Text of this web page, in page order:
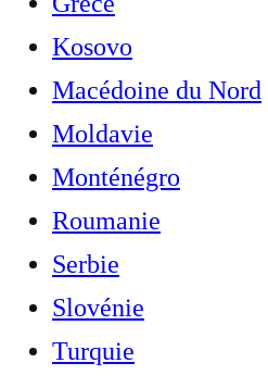
Kosovo
Macédoine du Nord
Moldavie
Monténégro
Roumanie
Serbie
Slovénie
Turquie